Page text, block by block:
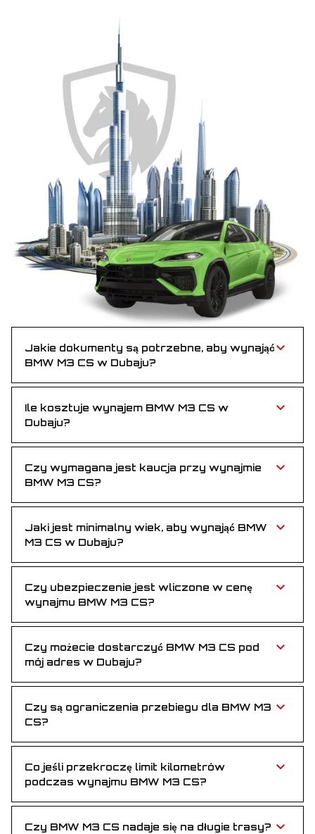
Jakie dokumenty są potrzebne, aby wynająć
BMW M3 CS w Dubaju?
Emirates ID — szybko i bez zbędnych formalności.
Ile kosztuje wynajem BMW M3 CS w
Dubaju?
przystępny sposób na luksusową jazdę dla tych, którzy
cenią prędkość i styl.
Czy wymagana jest kaucja przy wynajmie
BMW M3 CS?
Rezerwacja bez opłat z góry.
Jaki jest minimalny wiek, aby wynająć BMW
M3 CS w Dubaju?
doświadczonych kierowców.
Czy ubezpieczenie jest wliczone w cenę
wynajmu BMW M3 CS?
zmartwień przez cały okres wynajmu.
Czy możecie dostarczyć BMW M3 CS pod
mój adres w Dubaju?
lotnisko lub w dowolne miejsce w Dubaju.
Czy są ograniczenia przebiegu dla BMW M3
CS?
naliczamy niewielką opłatę za kilometr.
Co jeśli przekroczę limit kilometrów
podczas wynajmu BMW M3 CS?
stawki za kilometr.
Czy BMW M3 CS nadaje się na długie trasy?